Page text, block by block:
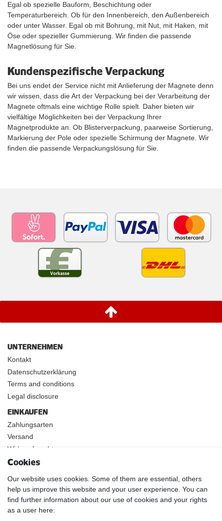
Egal ob spezielle Bauform, Beschichtung oder
Temperaturbereich. Ob für den Innenbereich, den Außenbereich
oder unter Wasser. Egal ob mit Bohrung, mit Nut, mit Haken, mit
Öse oder spezieller Gummierung. Wir finden die passende
Magnetlösung für Sie.
Kundenspezifische Verpackung
Bei uns endet der Service nicht mit Anlieferung der Magnete denn
wir wissen, dass die Art der Verpackung bei der Verarbeitung der
Magnete oftmals eine wichtige Rolle spielt. Daher bieten wir
vielfältige Möglichkeiten bei der Verpackung Ihrer
Magnetprodukte an. Ob Blisterverpackung, paarweise Sortierung,
Markierung der Pole oder spezielle Schirmung der Magnete. Wir
finden die passende Verpackungslösung für Sie.
UNTERNEHMEN
Kontakt
Datenschutzerklärung
Terms and conditions
Legal disclosure
EINKAUFEN
Zahlungsarten
Versand
Widerrufsrecht
INFOS
Kundenanwendungen
Physikalische Eigenschaften
Magnetismus von A-Z
Magnetmaterialien
Cookies
Our website uses cookies. Some of them are essential, others
help us improve this website and your user experience. You can
find further information about our use of cookies and your rights
as a user here: